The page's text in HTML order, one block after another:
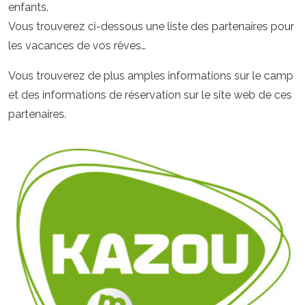
enfants.
Vous trouverez ci-dessous une liste des partenaires pour
les vacances de vos rêves…
Vous trouverez de plus amples informations sur le camp
et des informations de réservation sur le site web de ces
partenaires.